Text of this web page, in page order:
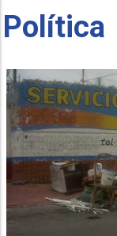
Política